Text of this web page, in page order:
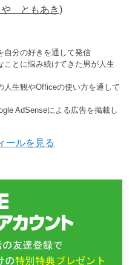
ともあき)
自分の好きを通して発信
ことに悩み続けてきた男が人生
人生観やOfficeの使い方を通して
AdSenseによる広告を掲載し
ールを見る